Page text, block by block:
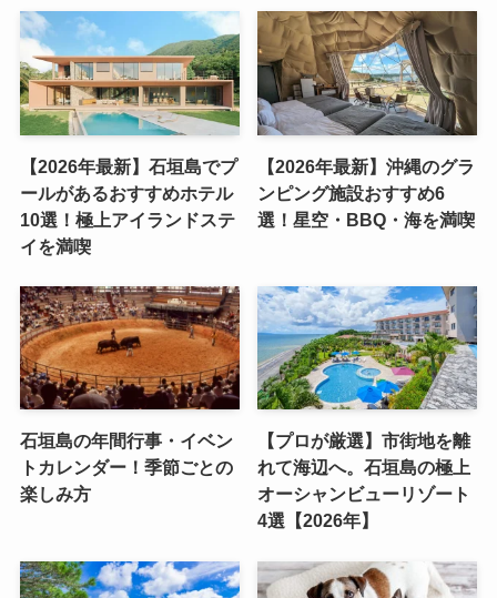
【2026年最新】石垣島でプ
ールがあるおすすめホテル
10選！極上アイランドステ
イを満喫
【2026年最新】沖縄のグラ
ンピング施設おすすめ6
選！星空・BBQ・海を満喫
石垣島の年間行事・イベン
トカレンダー！季節ごとの
楽しみ方
【プロが厳選】市街地を離
れて海辺へ。石垣島の極上
オーシャンビューリゾート
4選【2026年】